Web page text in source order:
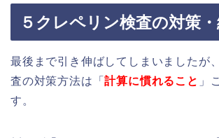
５クレペリン検査の対策
最後まで引き伸ばしてしまいましたが
査の対策方法は「計算に慣れること 」
す。